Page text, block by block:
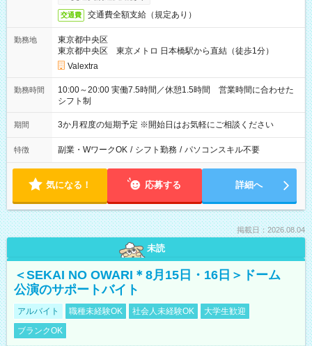
交通費 交通費全額支給（規定あり）
勤務地
東京都中央区
東京都中央区 東京メトロ 日本橋駅から直結（徒歩1分）
Valextra
勤務時間
10:00～20:00 実働7.5時間／休憩1.5時間 営業時間に合わせた
シフト制
期間 3か月程度の短期予定 ※開始日はお気軽にご相談ください
特徴 副業・WワークOK / シフト勤務 / パソコンスキル不要
気になる！ 応募する 詳細へ
掲載日：2026.08.04
未読
＜SEKAI NO OWARI＊8月15日・16日＞ドーム
公演のサポートバイト
アルバイト 職種未経験OK 社会人未経験OK
大学生歓迎
ブランクOK